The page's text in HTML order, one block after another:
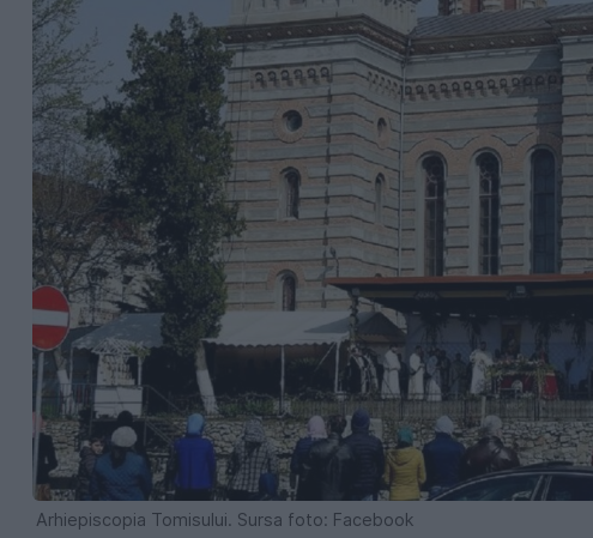
Arhiepiscopia Tomisului. Sursa foto: Facebook